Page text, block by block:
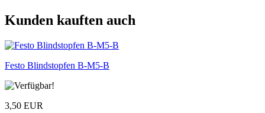
Kunden kauften auch
Festo Blindstopfen B-M5-B
3,50 EUR